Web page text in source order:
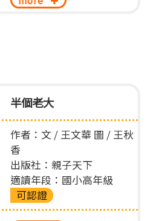
半個老大
作者：文 / 王文華 圖 / 王秋
香
出版社：親子天下
適讀年段：國小高年級
可認證